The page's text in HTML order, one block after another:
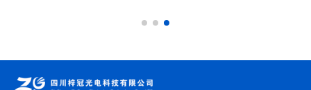
光纤分布式传感等领域的实际